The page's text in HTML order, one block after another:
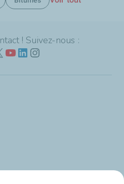
! Suivez-nous :